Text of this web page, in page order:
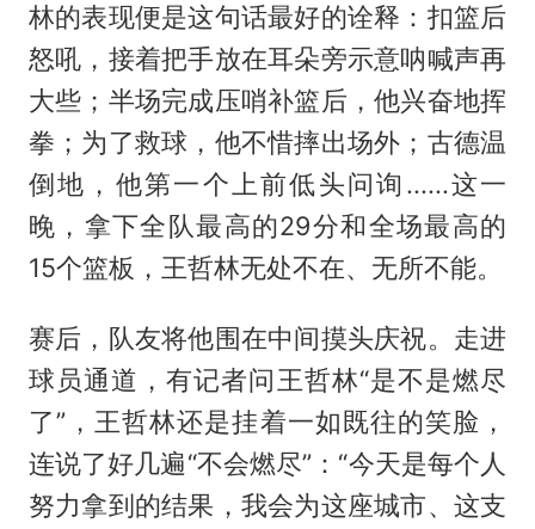
林的表现便是这句话最好的诠释：扣篮后
怒吼，接着把手放在耳朵旁示意呐喊声再
大些；半场完成压哨补篮后，他兴奋地挥
拳；为了救球，他不惜摔出场外； 古德温
倒地，他第一个上前低头问询......这一
晚，拿下全队最高的29分和全场最高的
15个篮板，王哲林无处不在、无所不能。
赛后，队友将他围在中间摸头庆祝。走进
球员通道，有记者问王哲林“是不是燃尽
了”，王哲林还是挂着一如既往的笑脸，
连说了好几遍“不会燃尽”：“今天是每个人
努力拿到的结果，我会为这座城市、这支